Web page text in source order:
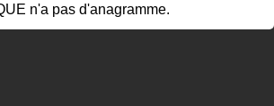
n'a pas d'anagramme.